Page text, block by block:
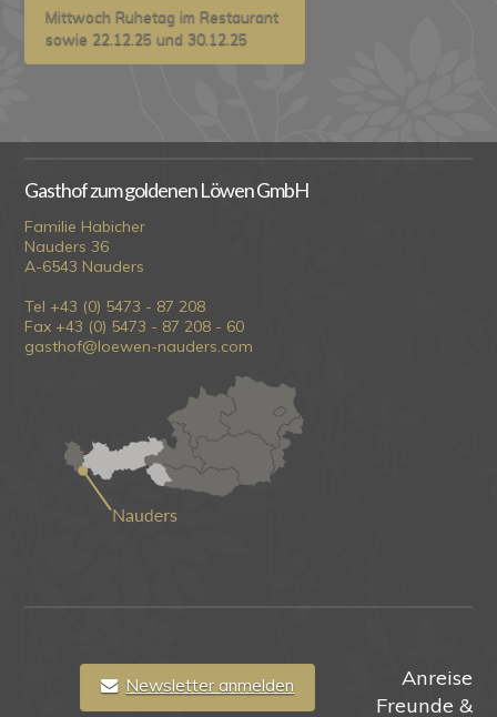
Mittwoch Ruhetag im Restaurant
sowie 22.12.25 und 30.12.25
Gasthof zum goldenen Löwen GmbH
Familie Habicher
Nauders 36
A-6543 Nauders
Tel +43 (0) 5473 - 87 208
Fax +43 (0) 5473 - 87 208 - 60
gasthof@loewen-nauders.com
Newsletter anmelden
Anreise
Freunde &